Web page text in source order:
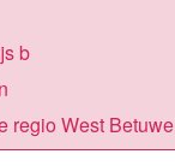
b
regio West Betuwe